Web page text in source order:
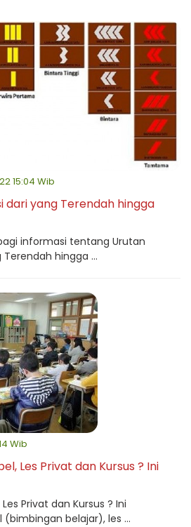
15:04 Wib
dari yang Terendah hingga
informasi tentang Urutan
hingga ...
Wib
Les Privat dan Kursus ? Ini
Privat dan Kursus ? Ini
belajar), les ...